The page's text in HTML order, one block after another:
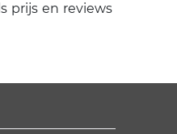
prijs en reviews